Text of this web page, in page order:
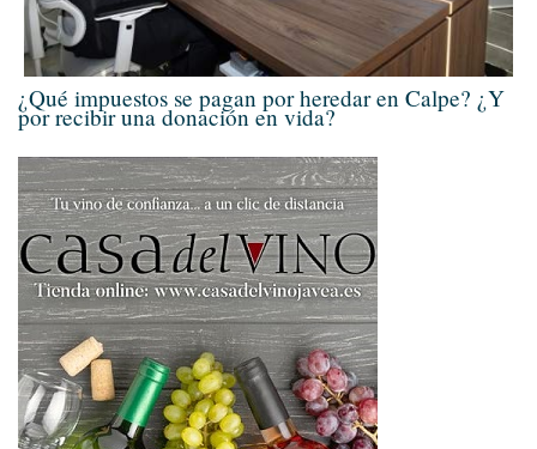
¿Qué impuestos se pagan por heredar en Calpe? ¿Y
por recibir una donación en vida?